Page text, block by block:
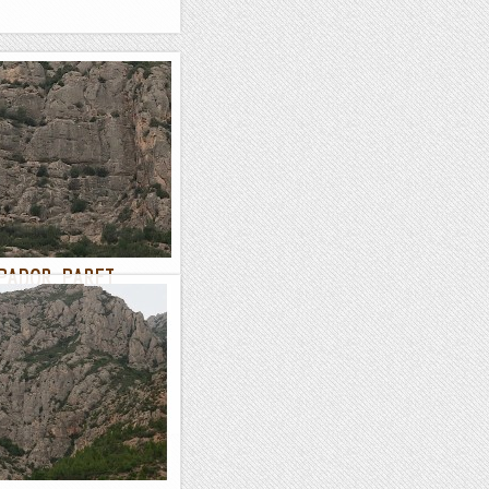
PARET
veterans al Bruc,
pogut fer, per la Pandèmia.
la Paret de la Codolosa...